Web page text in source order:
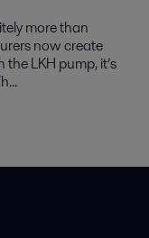
more than
now create
LKH pump, it’s